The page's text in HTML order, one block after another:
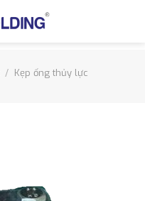
/ Kẹp ống thủy lực